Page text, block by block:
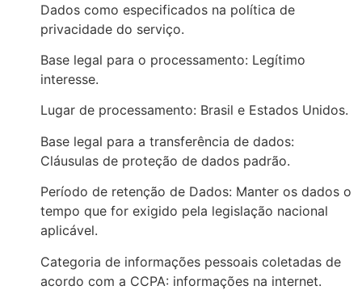
Dados como especificados na política de
privacidade do serviço.
Base legal para o processamento: Legítimo
interesse.
Lugar de processamento: Brasil e Estados Unidos.
Base legal para a transferência de dados:
Cláusulas de proteção de dados padrão.
Período de retenção de Dados: Manter os dados o
tempo que for exigido pela legislação nacional
aplicável.
Categoria de informações pessoais coletadas de
acordo com a CCPA: informações na internet.